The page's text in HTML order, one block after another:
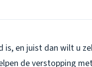
en juist dan wilt u
de verstopping